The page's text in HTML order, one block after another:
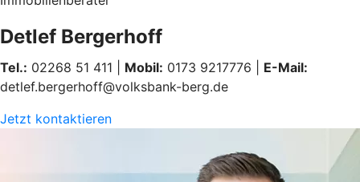
Detlef Bergerhoff
Tel.: 02268 51 411 | Mobil: 0173 9217776 | E-Mail:
detlef.bergerhoff@volksbank-berg.de
Jetzt kontaktieren